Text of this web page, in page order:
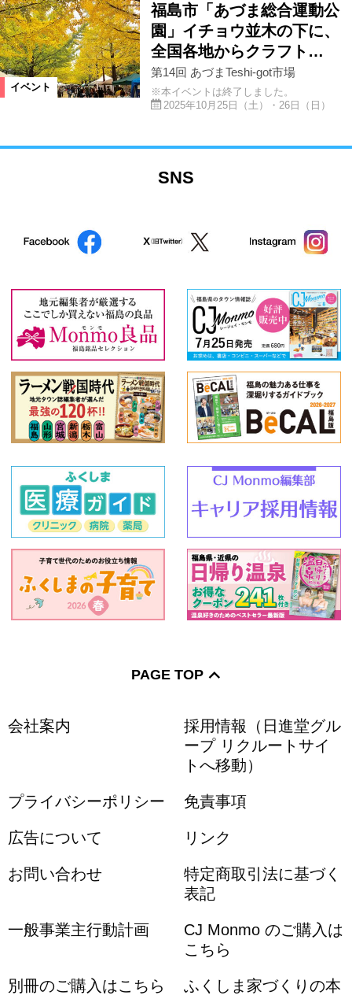
イベント
福島市「あづま総合運動公
園」イチョウ並木の下に、
全国各地からクラフト…
第14回 あづまTeshi-got市場
※本イベントは終了しました。
2025年10月25日（土）・26日（日）
SNS
PAGE TOP
会社案内
採用情報（日進堂グル
ープ リクルートサイ
トへ移動）
プライバシーポリシー 免責事項
広告について リンク
お問い合わせ
特定商取引法に基づく
表記
一般事業主行動計画
CJ Monmo のご購入は
こちら
別冊のご購入はこちら ふくしま家づくりの本